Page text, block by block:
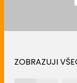
ZOBRAZUJI